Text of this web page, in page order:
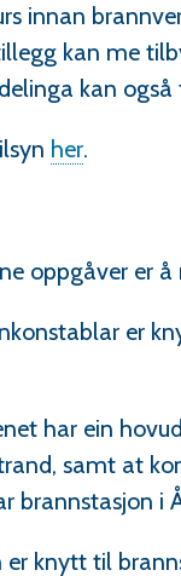
innan
kan me
kan
her.
oppgåver er
er
har ein
samt at
brannstasjon i
knytt til